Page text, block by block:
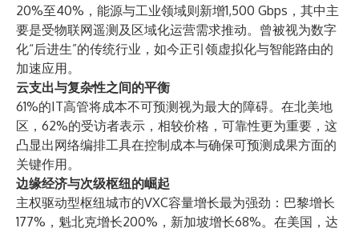
20%至40%，能源与工业领域则新增1,500 Gbps，其中主
要是受物联网遥测及区域化运营需求推动。曾被视为数字
化“后进生”的传统行业，如今正引领虚拟化与智能路由的
加速应用。
云支出与复杂性之间的平衡
61%的IT高管将成本不可预测视为最大的障碍。在北美地
区，62%的受访者表示，相较价格，可靠性更为重要，这
凸显出网络编排工具在控制成本与确保可预测成果方面的
关键作用。
边缘经济与次级枢纽的崛起
主权驱动型枢纽城市的VXC容量增长最为强劲：巴黎增长
177%，魁北克增长200%，新加坡增长68%。在美国，达